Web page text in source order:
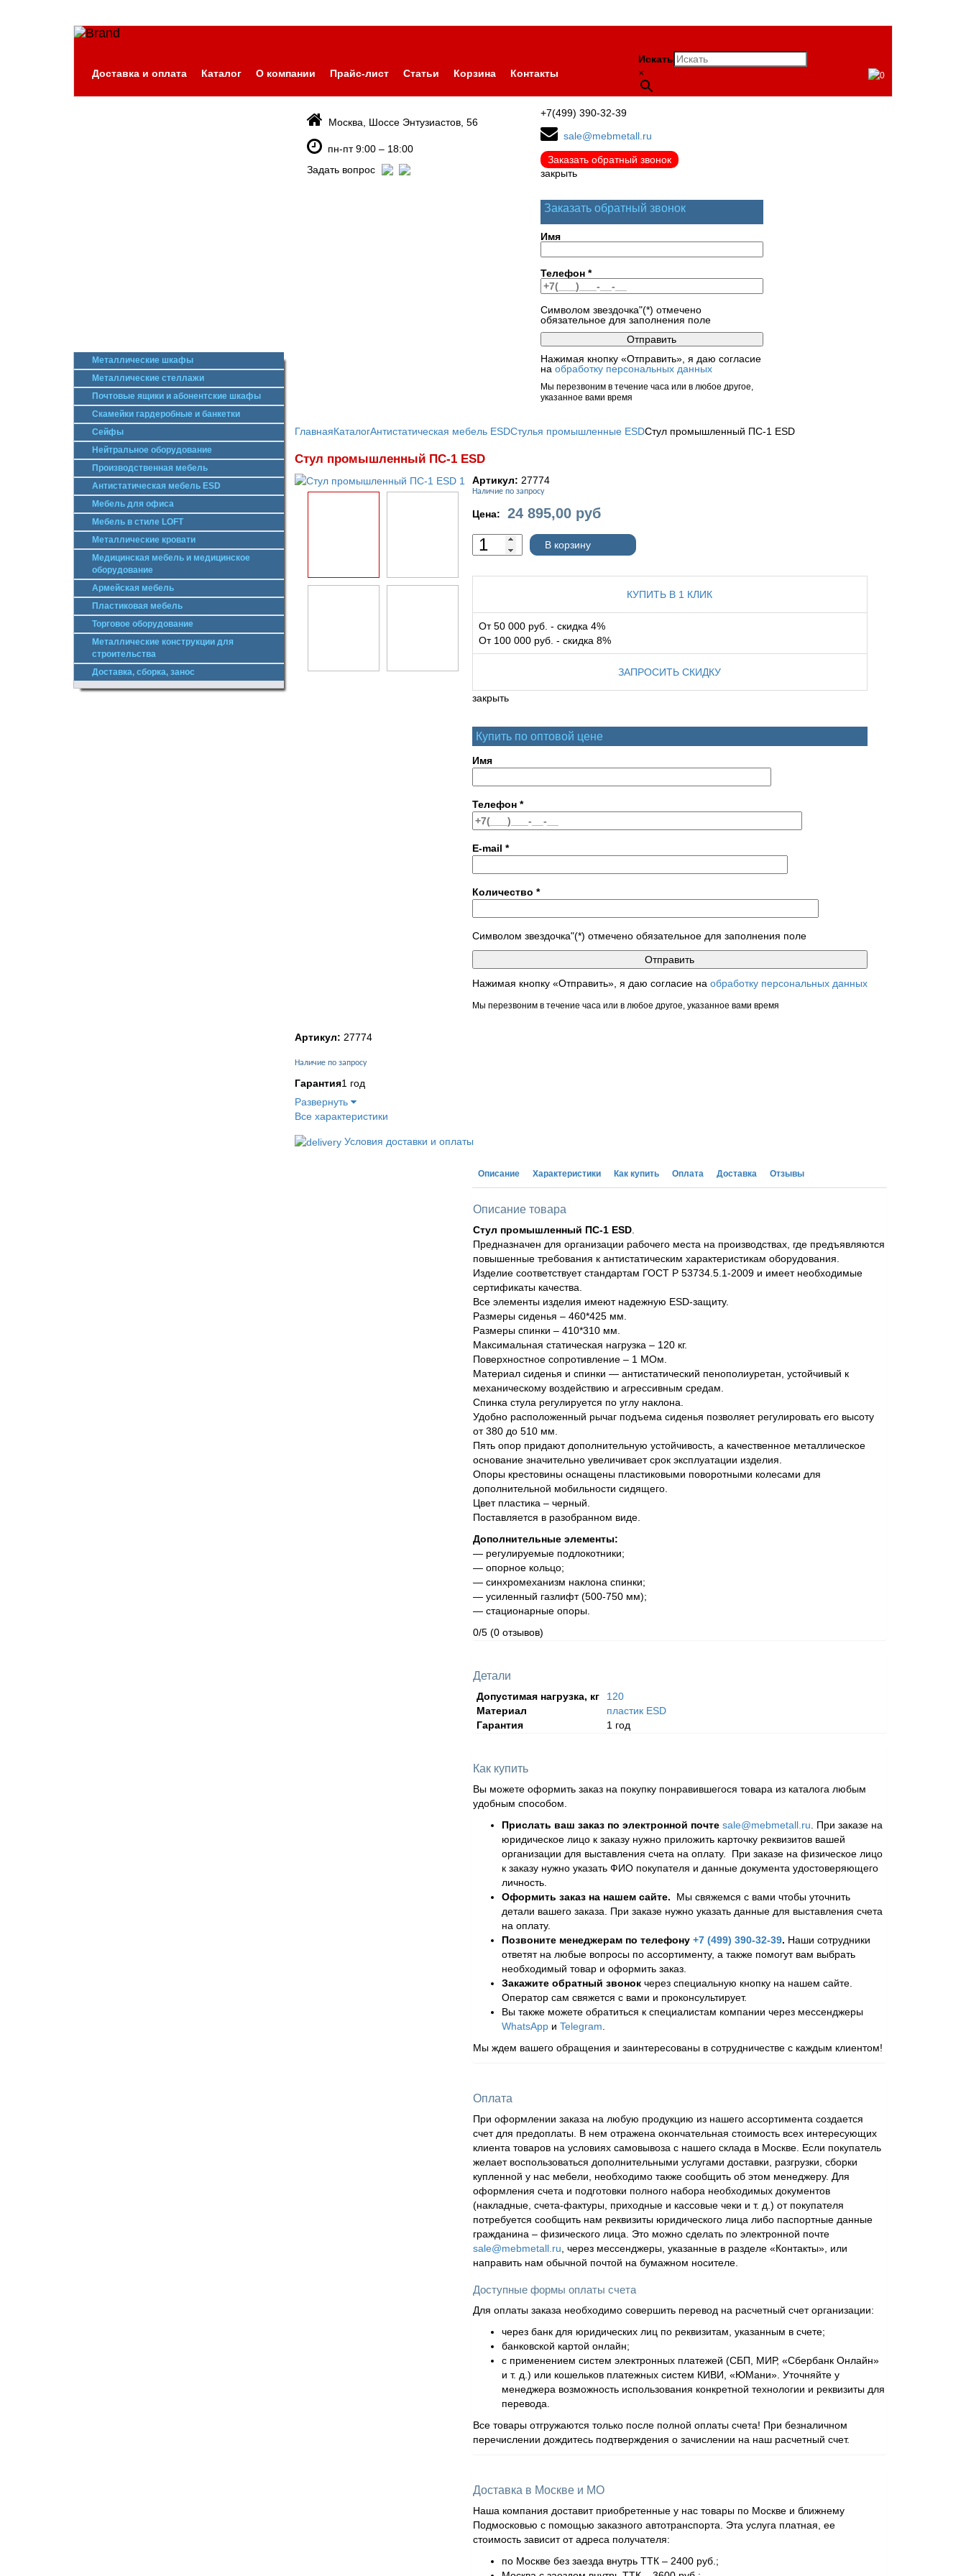
Доставка и оплата Каталог О компании Прайс-лист Статьи Корзина Контакты
Искать
×
0
Москва, Шоссе Энтузиастов, 56
пн-пт 9:00 – 18:00
Задать вопрос
+7(499) 390-32-39
sale@mebmetall.ru
Заказать обратный звонок
закрыть
Заказать обратный звонок
Имя
Телефон *
Символом звездочка"(*) отмечено
обязательное для заполнения поле
Нажимая кнопку «Отправить», я даю согласие
на обработку персональных данных
Мы перезвоним в течение часа или в любое другое,
указанное вами время
Металлические шкафы
Металлические стеллажи
Почтовые ящики и абонентские шкафы
Скамейки гардеробные и банкетки
Сейфы
Нейтральное оборудование
Производственная мебель
Антистатическая мебель ESD
Мебель для офиса
Мебель в стиле LOFT
Металлические кровати
Медицинская мебель и медицинское
оборудование
Армейская мебель
Пластиковая мебель
Торговое оборудование
Металлические конструкции для
строительства
Доставка, сборка, занос
ГлавнаяКаталогАнтистатическая мебель ESDСтулья промышленные ESDСтул промышленный ПС-1 ESD
Стул промышленный ПС-1 ESD
Артикул: 27774
Наличие по запросу
Цена: 24 895,00 руб
В корзину
КУПИТЬ В 1 КЛИК
От 50 000 руб. - скидка 4%
От 100 000 руб. - скидка 8%
ЗАПРОСИТЬ СКИДКУ
закрыть
Купить по оптовой цене
Имя
Телефон *
E-mail *
Количество *
Символом звездочка"(*) отмечено обязательное для заполнения поле
Нажимая кнопку «Отправить», я даю согласие на обработку персональных данных
Мы перезвоним в течение часа или в любое другое, указанное вами время
Артикул: 27774
Наличие по запросу
Гарантия1 год
Развернуть
Все характеристики
Условия доставки и оплаты
Описание Характеристики Как купить Оплата Доставка Отзывы
Описание товара
Стул промышленный ПС-1 ESD.
Предназначен для организации рабочего места на производствах, где предъявляются
повышенные требования к антистатическим характеристикам оборудования.
Изделие соответствует стандартам ГОСТ Р 53734.5.1-2009 и имеет необходимые
сертификаты качества.
Все элементы изделия имеют надежную ESD-защиту.
Размеры сиденья – 460*425 мм.
Размеры спинки – 410*310 мм.
Максимальная статическая нагрузка – 120 кг.
Поверхностное сопротивление – 1 МОм.
Материал сиденья и спинки — антистатический пенополиуретан, устойчивый к
механическому воздействию и агрессивным средам.
Спинка стула регулируется по углу наклона.
Удобно расположенный рычаг подъема сиденья позволяет регулировать его высоту
от 380 до 510 мм.
Пять опор придают дополнительную устойчивость, а качественное металлическое
основание значительно увеличивает срок эксплуатации изделия.
Опоры крестовины оснащены пластиковыми поворотными колесами для
дополнительной мобильности сидящего.
Цвет пластика – черный.
Поставляется в разобранном виде.
Дополнительные элементы:
— регулируемые подлокотники;
— опорное кольцо;
— синхромеханизм наклона спинки;
— усиленный газлифт (500-750 мм);
— стационарные опоры.
0/5 (0 отзывов)
Детали
Допустимая нагрузка, кг
120
Материал
пластик ESD
Гарантия
1 год
Как купить
Вы можете оформить заказ на покупку понравившегося товара из каталога любым
удобным способом.
Прислать ваш заказ по электронной почте sale@mebmetall.ru. При заказе на
юридическое лицо к заказу нужно приложить карточку реквизитов вашей
организации для выставления счета на оплату. При заказе на физическое лицо
к заказу нужно указать ФИО покупателя и данные документа удостоверяющего
личность.
Оформить заказ на нашем сайте. Мы свяжемся с вами чтобы уточнить
детали вашего заказа. При заказе нужно указать данные для выставления счета
на оплату.
Позвоните менеджерам по телефону +7 (499) 390-32-39. Наши сотрудники
ответят на любые вопросы по ассортименту, а также помогут вам выбрать
необходимый товар и оформить заказ.
Закажите обратный звонокчерез специальную кнопку на нашем сайте.
Оператор сам свяжется с вами и проконсультирует.
Вы также можете обратиться к специалистам компании через мессенджеры
WhatsAppи Telegram.
Мы ждем вашего обращения и заинтересованы в сотрудничестве с каждым клиентом!
Оплата
При оформлении заказа на любую продукцию из нашего ассортимента создается
счет для предоплаты. В нем отражена окончательная стоимость всех интересующих
клиента товаров на условиях самовывоза с нашего склада в Москве. Если покупатель
желает воспользоваться дополнительными услугами доставки, разгрузки, сборки
купленной у нас мебели, необходимо также сообщить об этом менеджеру. Для
оформления счета и подготовки полного набора необходимых документов
(накладные, счета-фактуры, приходные и кассовые чеки и т. д.) от покупателя
потребуется сообщить нам реквизиты юридического лица либо паспортные данные
гражданина – физического лица. Это можно сделать по электронной почте
sale@mebmetall.ru, через мессенджеры, указанные в разделе «Контакты», или
направить нам обычной почтой на бумажном носителе.
Доступные формы оплаты счета
Для оплаты заказа необходимо совершить перевод на расчетный счет организации:
через банк для юридических лиц по реквизитам, указанным в счете;
банковской картой онлайн;
с применением систем электронных платежей (СБП, МИР, «Сбербанк Онлайн»
и т. д.) или кошельков платежных систем КИВИ, «ЮМани». Уточняйте у
менеджера возможность использования конкретной технологии и реквизиты для
перевода.
Все товары отгружаются только после полной оплаты счета! При безналичном
перечислении дождитесь подтверждения о зачислении на наш расчетный счет.
Доставка в Москве и МО
Наша компания доставит приобретенные у нас товары по Москве и ближнему
Подмосковью с помощью заказного автотранспорта. Эта услуга платная, ее
стоимость зависит от адреса получателя:
по Москве без заезда внутрь ТТК – 2400 руб.;